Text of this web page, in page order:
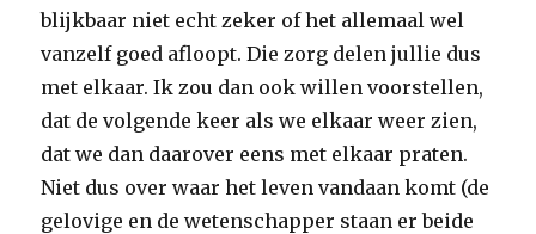
blijkbaar niet echt zeker of het allemaal wel
vanzelf goed afloopt. Die zorg delen jullie dus
met elkaar. Ik zou dan ook willen voorstellen,
dat de volgende keer als we elkaar weer zien,
dat we dan daarover eens met elkaar praten.
Niet dus over waar het leven vandaan komt (de
gelovige en de wetenschapper staan er beide